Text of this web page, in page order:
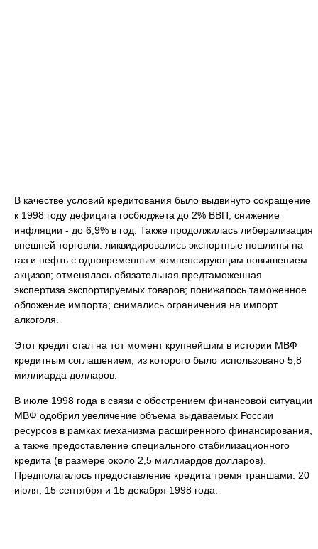
В качестве условий кредитования было выдвинуто сокращение
к 1998 году дефицита госбюджета до 2% ВВП; снижение
инфляции - до 6,9% в год. Также продолжилась либерализация
внешней торговли: ликвидировались экспортные пошлины на
газ и нефть с одновременным компенсирующим повышением
акцизов; отменялась обязательная предтаможенная
экспертиза экспортируемых товаров; понижалось таможенное
обложение импорта; снимались ограничения на импорт
алкоголя.
Этот кредит стал на тот момент крупнейшим в истории МВФ
кредитным соглашением, из которого было использовано 5,8
миллиарда долларов.
В июле 1998 года в связи с обострением финансовой ситуации
МВФ одобрил увеличение объема выдаваемых России
ресурсов в рамках механизма расширенного финансирования,
а также предоставление специального стабилизационного
кредита (в размере около 2,5 миллиардов долларов).
Предполагалось предоставление кредита тремя траншами: 20
июля, 15 сентября и 15 декабря 1998 года.